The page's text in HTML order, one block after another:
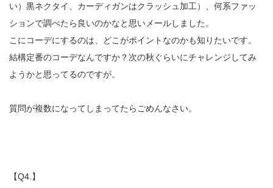
い）黒ネクタイ、カーディガンはクラッシュ加工）、何系ファッ
ションで調べたら良いのかなと思いメールしました。
こにコーデにするのは、どこがポイントなのかも知りたいです。
結構定番のコーデなんですか？次の秋ぐらいにチャレンジしてみ
ようかと思ってるのですが。
質問が複数になってしまってたらごめんなさい。
【Q4.】